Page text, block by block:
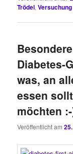
Trödel,Versuchung
Diabetes-
was, an
essen
möchten
Veröffentlicht am